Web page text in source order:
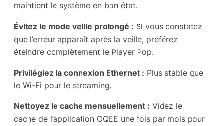
maintient le système en bon état.
Évitez le mode veille prolongé : Si vous constatez
que l’erreur apparaît après la veille, préférez
éteindre complètement le Player Pop.
Privilégiez la connexion Ethernet : Plus stable que
le Wi-Fi pour le streaming.
Nettoyez le cache mensuellement : Videz le
cache de l’application OQEE une fois par mois pour